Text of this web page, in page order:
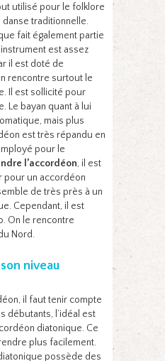
utilisé pour le folklore
traditionnelle.
fait également partie
est assez
il est doté de
rencontre surtout le
Il est sollicité pour
Le bayan quant à lui
mais plus
est très répandu en
pour le
l’accordéon, il est
pour un accordéon
de très près à un
Cependant, il est
On le rencontre
Nord.
niveau
il faut tenir compte
débutants, l’idéal est
diatonique. Ce
plus facilement.
possède des